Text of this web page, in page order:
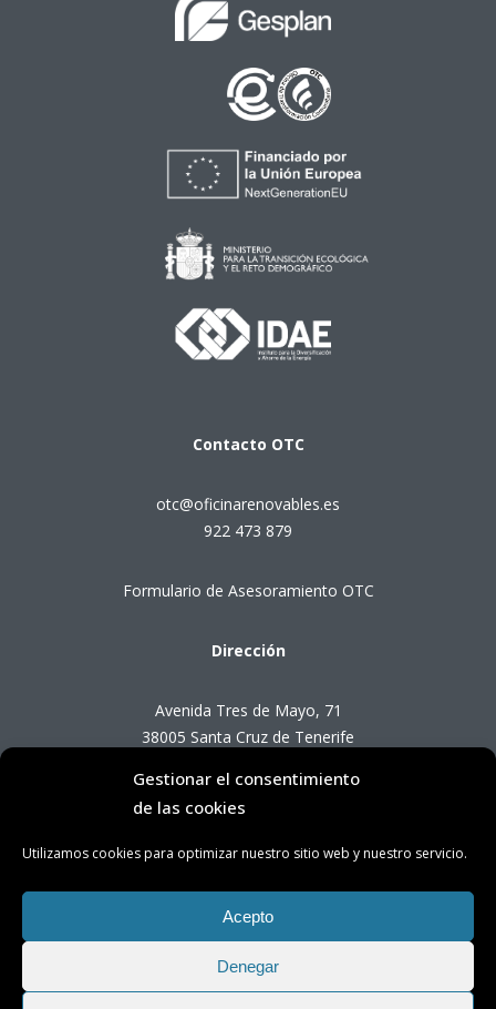
Gestionar el consentimiento
de las cookies
Utilizamos cookies para optimizar nuestro sitio web y nuestro servicio.
Acepto
Denegar
Contacto OTC
otc@oficinarenovables.es
922 473 879
Formulario de Asesoramiento OTC
Dirección
Avenida Tres de Mayo, 71
38005 Santa Cruz de Tenerife
Horario de Atención OTC
Lunes a viernes de 8:00 a 14:00 horas